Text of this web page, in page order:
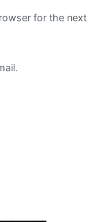
for the next